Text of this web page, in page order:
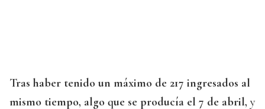
Tras haber tenido un máximo de 217 ingresados al
mismo tiempo, algo que se producía el 7 de abril, y